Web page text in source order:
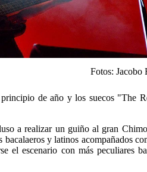
Fotos: Jacobo
de año y los suecos "The
a realizar un guiño al gran
y latinos acompañados
escenario con más peculiares